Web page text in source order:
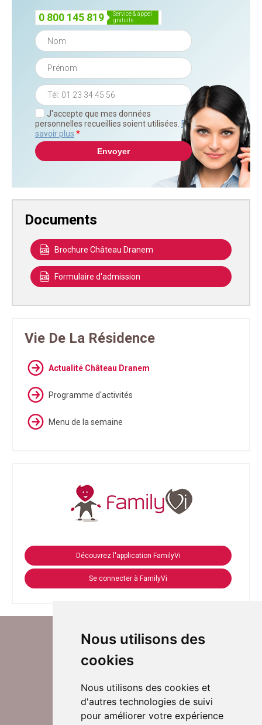
Nous utilisons des
cookies
Nous utilisons des cookies et
d'autres technologies de suivi
pour améliorer votre expérience
0 800 145 819
service & appel
gratuits
J'accepte que mes données
personnelles recueillies soient utilisées. En
savoir plus *
Documents
Brochure Château Dranem
Formulaire d'admission
Vie De La Résidence
Actualité Château Dranem
Programme d'activités
Menu de la semaine
Découvrez l'application FamilyVi
Se connecter à FamilyVi
Suivez-nous sur Twitter